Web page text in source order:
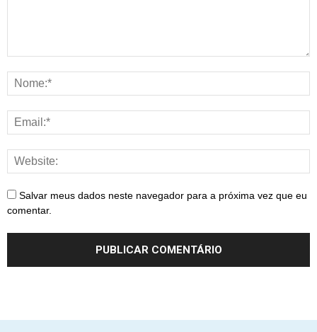
Salvar meus dados neste navegador para a próxima vez que eu
comentar.